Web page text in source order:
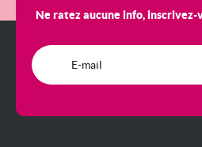
Ne ratez aucune info,